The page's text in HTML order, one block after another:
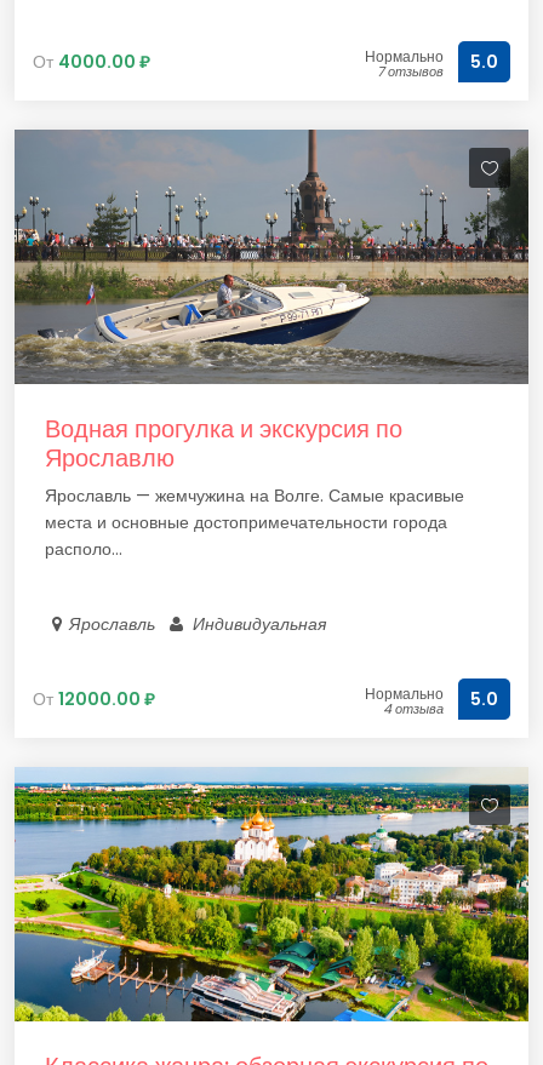
От 4000.00 ₽ Нормально
7 отзывов 5.0
Водная прогулка и экскурсия по
Ярославлю
Ярославль — жемчужина на Волге. Самые красивые
места и основные достопримечательности города
располо...
Ярославль Индивидуальная
От 12000.00 ₽ Нормально
4 отзыва 5.0